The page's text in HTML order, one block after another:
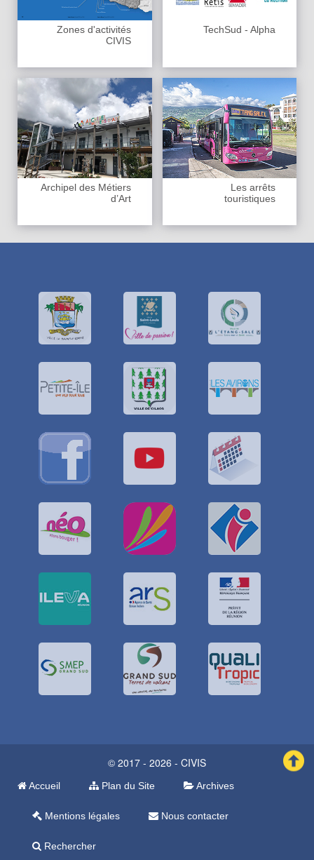
Zones d'activités
CIVIS
TechSud - Alpha
Archipel des Métiers
d’Art
Les arrêts
touristiques
© 2017 - 2026 - CIVIS
Accueil Plan du Site Archives
Mentions légales Nous contacter
Rechercher